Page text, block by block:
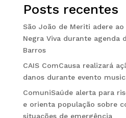
Posts recentes
São João de Meriti adere
Negra Viva durante agenda
Barros
CAIS ComCausa realizará
danos durante evento
ComuniSaúde alerta para
e orienta população sobre
situações de emergência